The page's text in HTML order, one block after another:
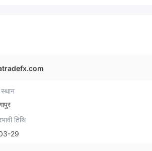
स्थान
तिथि
29